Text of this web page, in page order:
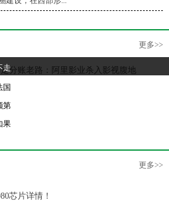
更多>>
走
国
第
果
更多>>
芯片详情！